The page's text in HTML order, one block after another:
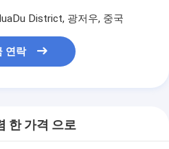
District, 광저우, 중국
연락
한 가격 으로